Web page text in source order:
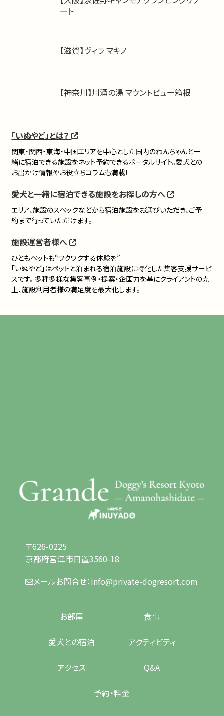
ート
【滋賀】ヴィラ マキノ
【神奈川】川涌の湯 マウントビュー箱根
「いぬやど」とは？
関東・関西・東海・中国エリアを中心とした国内のわんちゃんと一
緒に宿泊できる施設をネット予約できるポータルサイト。愛犬との
お出かけ情報やお役立ちコラムも満載！
愛犬と一緒に宿泊できる施設をお探しの方へ
エリア、施設のスペックなどから宿泊施設をお選びいただき、ご予
約まで行っていただけます。
施設運営者様へ
ひともペットも“ワクワクする体験を”
「いぬやど」はペットと泊まれる宿泊施設に特化した集客支援サービ
スです。 多種多様な集客事例・提案・企画力を基にクライアントの売
上、施設利用者様の満足度を最大化します。
〒626-0225
京都府宮津市日置3560-18
メールお問合せ：info@private-dogresort.com
お部屋 食事
愛犬との宿泊 アクティビティ
アクセス Q&A
予約・料金